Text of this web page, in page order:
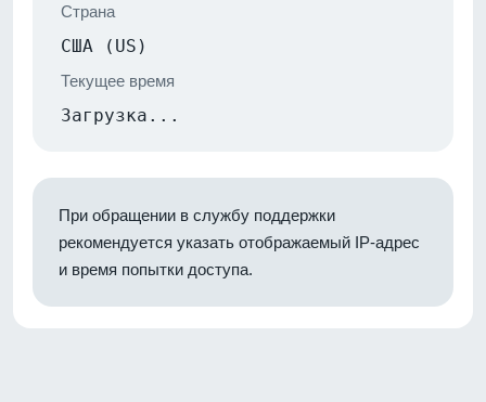
Страна
США (US)
Текущее время
Загрузка...
При обращении в службу поддержки
рекомендуется указать отображаемый IP-адрес
и время попытки доступа.